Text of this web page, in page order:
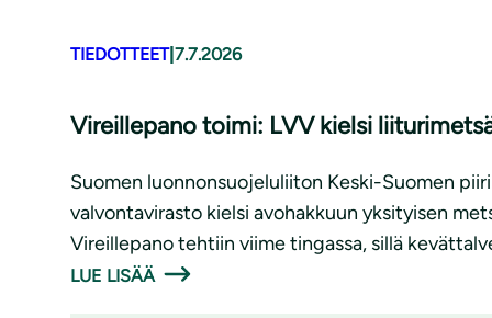
TIEDOTTEET| 7.7.2026
Vireillepano toimi: LVV kielsi
Suomen luonnonsuojeluliiton Keski-Suomen
valvontavirasto kielsi avohakkuun yksityisen
Vireillepano tehtiin viime tingassa, sillä
LUE LISÄÄ